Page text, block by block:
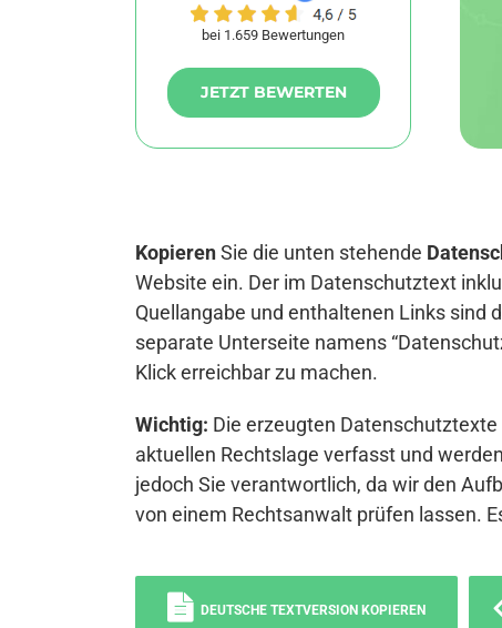
bei 1.659 Bewertungen
JETZT BEWERTEN
KopierenSie die unten stehende
Website ein. Der im Datenschutztext
Quellangabe und enthaltenen Links sind
separate Unterseite namens
Klick erreichbar zu machen.
Wichtig: Die erzeugten
aktuellen Rechtslage verfasst und
jedoch Sie verantwortlich, da wir den
von einem Rechtsanwalt prüfen lassen.
DEUTSCHE TEXTVERSION KOPIEREN